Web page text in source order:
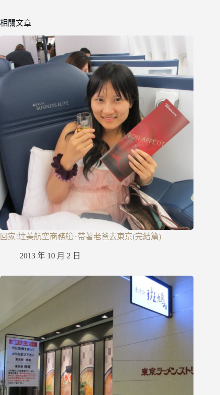
相關文章
回家!達美航空商務艙~帶著老爸去東京(完結篇)
2013 年 10 月 2 日